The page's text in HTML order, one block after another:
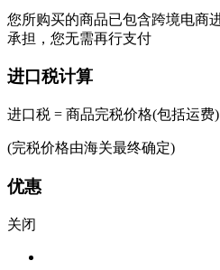
您所购买的商品已包含跨境电商
承担，您无需再行支付
进口税计算
进口税 = 商品完税价格(包括运费
(完税价格由海关最终确定)
优惠
关闭